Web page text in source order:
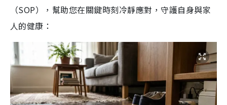
（SOP），幫助您在關鍵時刻冷靜應對，守護自身與家
人的健康：